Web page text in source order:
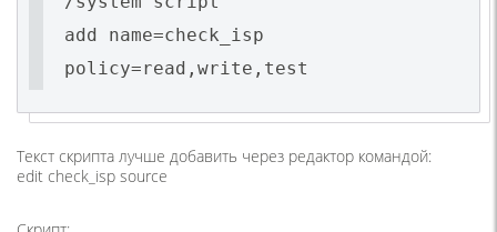
add name=check_isp
policy=read,write,test
Текст скрипта лучше добавить через редактор командой:
edit check_isp source